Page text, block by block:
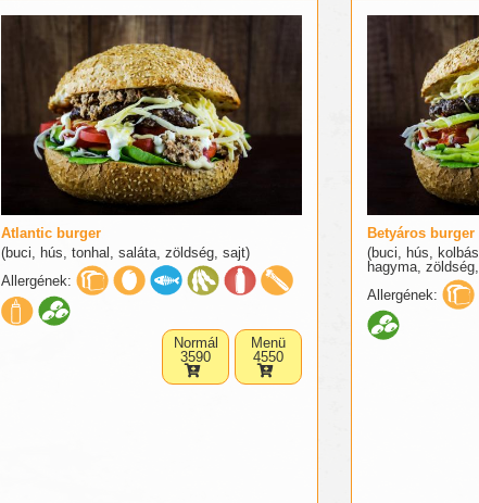
Atlantic burger
(buci, hús, tonhal, saláta, zöldség, sajt)
Allergének:
Normál
3590
Menü
4550
Betyáros burger
(buci, hús,
hagyma,
Allergének: